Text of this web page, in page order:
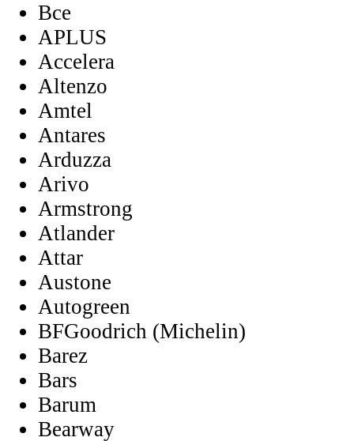
Все
APLUS
Accelera
Altenzo
Amtel
Antares
Arduzza
Arivo
Armstrong
Atlander
Attar
Austone
Autogreen
BFGoodrich (Michelin)
Barez
Bars
Barum
Bearway